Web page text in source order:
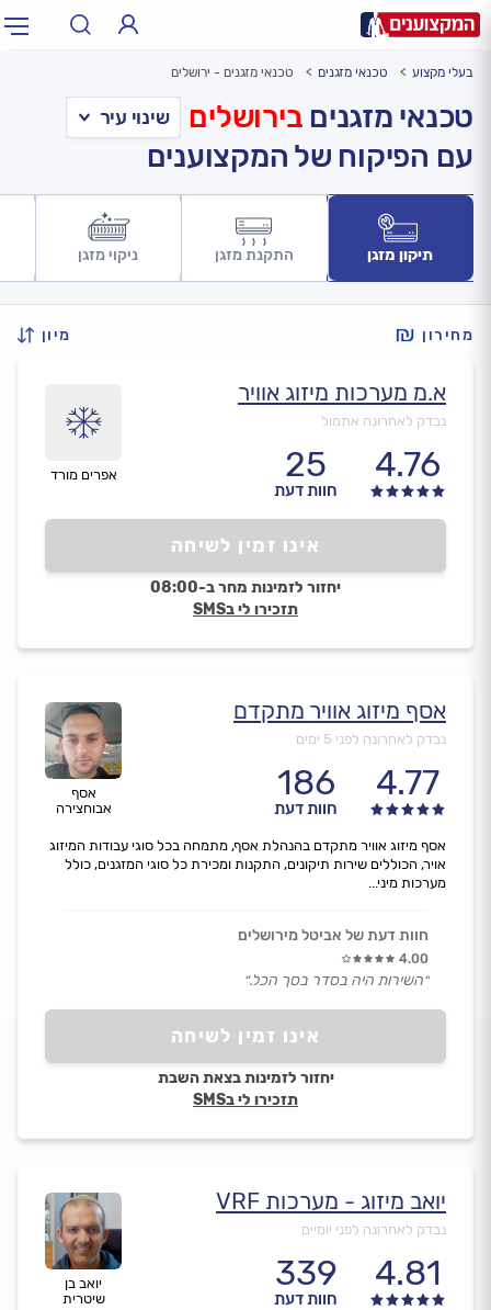
עירעיר: תל אביב, חיפה…
בעלי מקצוע טכנאי מזגנים טכנאי מזגנים - ירושלים
טכנאי מזגנים בירושלים
עם הפיקוח של המקצוענים
תיקון מזגן התקנת מזגן ניקוי מזגן
מחירון מיון
אפרים מורד
א.מ מערכות מיזוג אוויר
נבדק לאחרונה אתמול
4.76
25
חוות דעת
אינו זמין לשיחה
יחזור לזמינות מחר ב-08:00
תזכירו לי בSMS
אסף
אבוחצירה
אסף מיזוג אוויר מתקדם
נבדק לאחרונה לפני 5 ימים
4.77
186
חוות דעת
אינו זמין לשיחה
יחזור לזמינות בצאת השבת
תזכירו לי בSMS
אסף מיזוג אוויר מתקדם בהנהלת אסף, מתמחה בכל סוגי עבודות המיזוג
אויר, הכוללים שירות תיקונים, התקנות ומכירת כל סוגי המזגנים, כולל
מערכות מיני...
חוות דעת של אביטל מירושלים
4.00
״השירות היה בסדר בסך הכל.״
יואב בן
שיטרית
יואב מיזוג - מערכות VRF
נבדק לאחרונה לפני יומיים
4.81
339
חוות דעת